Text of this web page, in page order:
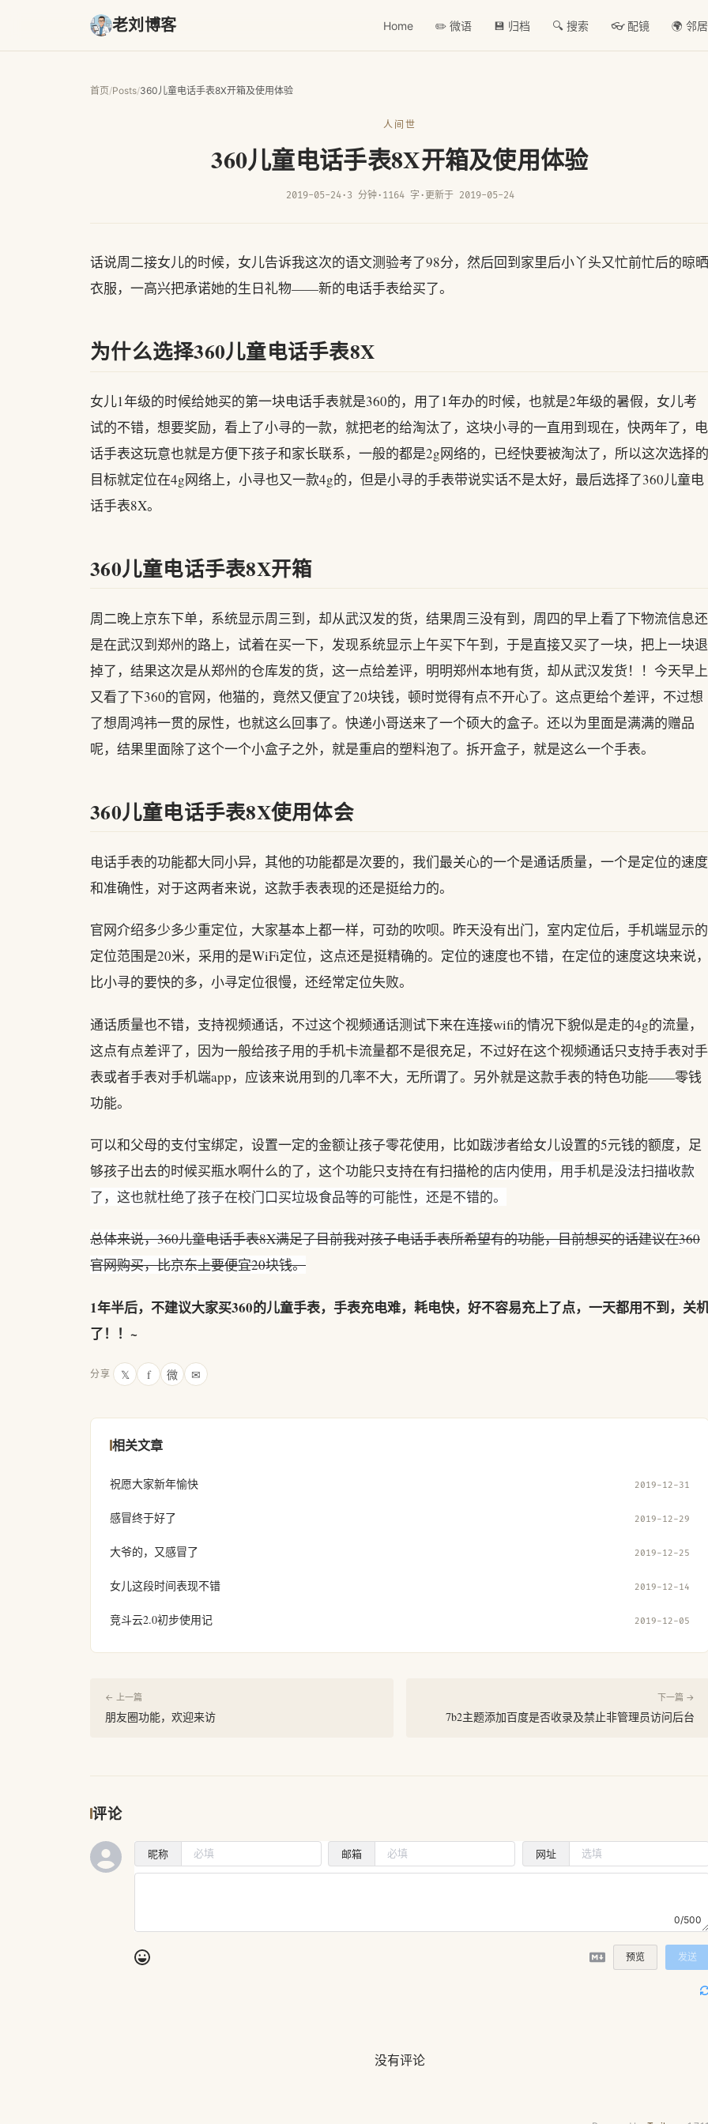
老刘博客 Home ✏️ 微语 💾 归档 🔍 搜索 👓 配镜 🌍 邻居
首页/Posts/360儿童电话手表8X开箱及使用体验
人间世
360儿童电话手表8X开箱及使用体验
2019-05-24· 3 分钟· 1164 字 · 更新于 2019-05-24
话说周二接女儿的时候，女儿告诉我这次的语文测验考了98分，然后回到家里后小丫头又忙前忙后的晾晒
衣服，一高兴把承诺她的生日礼物——新的电话手表给买了。
为什么选择360儿童电话手表8X
女儿1年级的时候给她买的第一块电话手表就是360的，用了1年办的时候，也就是2年级的暑假，女儿考
试的不错，想要奖励，看上了小寻的一款，就把老的给淘汰了，这块小寻的一直用到现在，快两年了，电
话手表这玩意也就是方便下孩子和家长联系，一般的都是2g网络的，已经快要被淘汰了，所以这次选择的
目标就定位在4g网络上，小寻也又一款4g的，但是小寻的手表带说实话不是太好，最后选择了360儿童电
话手表8X。
360儿童电话手表8X开箱
周二晚上京东下单，系统显示周三到，却从武汉发的货，结果周三没有到，周四的早上看了下物流信息还
是在武汉到郑州的路上，试着在买一下，发现系统显示上午买下午到，于是直接又买了一块，把上一块退
掉了，结果这次是从郑州的仓库发的货，这一点给差评，明明郑州本地有货，却从武汉发货！！今天早上
又看了下360的官网，他猫的，竟然又便宜了20块钱，顿时觉得有点不开心了。这点更给个差评，不过想
了想周鸿祎一贯的尿性，也就这么回事了。快递小哥送来了一个硕大的盒子。还以为里面是满满的赠品
呢，结果里面除了这个一个小盒子之外，就是重启的塑料泡了。拆开盒子，就是这么一个手表。
360儿童电话手表8X使用体会
电话手表的功能都大同小异，其他的功能都是次要的，我们最关心的一个是通话质量，一个是定位的速度
和准确性，对于这两者来说，这款手表表现的还是挺给力的。
官网介绍多少多少重定位，大家基本上都一样，可劲的吹呗。昨天没有出门，室内定位后，手机端显示的
定位范围是20米，采用的是WiFi定位，这点还是挺精确的。定位的速度也不错，在定位的速度这块来说
比小寻的要快的多，小寻定位很慢，还经常定位失败。
通话质量也不错，支持视频通话，不过这个视频通话测试下来在连接wifi的情况下貌似是走的4g的流量，
这点有点差评了，因为一般给孩子用的手机卡流量都不是很充足，不过好在这个视频通话只支持手表对手
表或者手表对手机端app，应该来说用到的几率不大，无所谓了。另外就是这款手表的特色功能——零钱
功能。
可以和父母的支付宝绑定，设置一定的金额让孩子零花使用，比如跋涉者给女儿设置的5元钱的额度，足
够孩子出去的时候买瓶水啊什么的了，这个功能只支持在有扫描枪的店内使用，用手机是没法扫描收款
了，这也就杜绝了孩子在校门口买垃圾食品等的可能性，还是不错的。
总体来说，360儿童电话手表8X满足了目前我对孩子电话手表所希望有的功能，目前想买的话建议在360
官网购买，比京东上要便宜20块钱。
1年半后，不建议大家买360的儿童手表，手表充电难，耗电快，好不容易充上了点，一天都用不到，关
了！！~
分享 𝕏 f 微 ✉
相关文章
祝愿大家新年愉快 2019-12-31
感冒终于好了 2019-12-29
大爷的，又感冒了 2019-12-25
女儿这段时间表现不错 2019-12-14
竞斗云2.0初步使用记 2019-12-05
← 上一篇
朋友圈功能，欢迎来访
下一篇 →
7b2主题添加百度是否收录及禁止非管理员访问后台
评论
昵称 邮箱 网址
0/500
预览 发送
没有评论